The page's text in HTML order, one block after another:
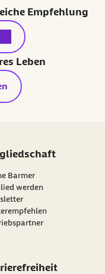
Empfehlung
Leben
Barmer
werden
Link: